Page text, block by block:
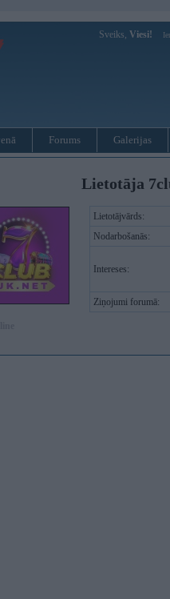
Sveiks, Viesi!
Forums Galerijas
Lietotāja
Lietotājvārds:
Nodarbošanās:
Intereses:
Ziņojumi forumā: